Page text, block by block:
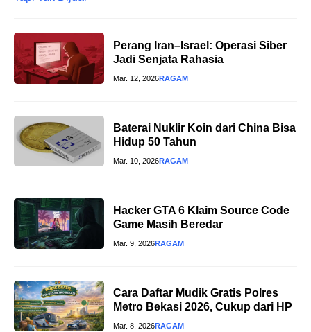
Perang Iran–Israel: Operasi Siber
Jadi Senjata Rahasia
Mar. 12, 2026RAGAM
Baterai Nuklir Koin dari China Bisa
Hidup 50 Tahun
Mar. 10, 2026RAGAM
Hacker GTA 6 Klaim Source Code
Game Masih Beredar
Mar. 9, 2026RAGAM
Cara Daftar Mudik Gratis Polres
Metro Bekasi 2026, Cukup dari HP
Mar. 8, 2026RAGAM